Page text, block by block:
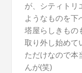
が、シティトリ
ようなものを下
塔屋らしきもの
取り外し始めて
ただけなので本
んが(笑)